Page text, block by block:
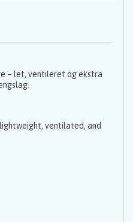
– let, ventileret og ekstra
ventilated, and